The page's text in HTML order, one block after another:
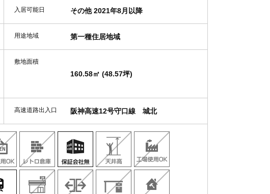
入居可能日 その他 2021年8月以降
用途地域 第一種住居地域
敷地面積
160.58㎡ (48.57坪)
高速道路出入口 阪神高速12号守口線 城北